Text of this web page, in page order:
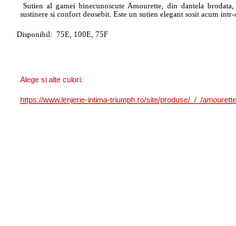
Sutien al gamei binecunoscute Amourette, din dantela
sustinere si confort deosebit. Este un sutien elegant sosit acum
Disponibil: 75E, 100E, 75F
Alege si alte culori:
https://www.lenjerie-intima-triumph.ro/site/produse/_/_/